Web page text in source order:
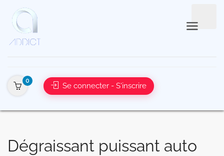
0
Se connecter - S'inscrire
Dégraissant puissant auto